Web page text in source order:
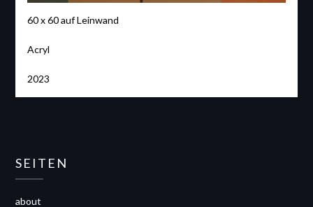
60 x 60 auf Leinwand
Acryl
2023
SEITEN
about